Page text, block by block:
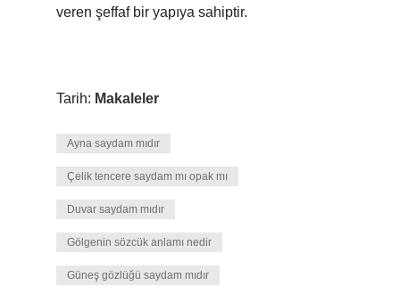
veren şeffaf bir yapıya sahiptir.
Tarih: Makaleler
Ayna saydam mıdır
Çelik tencere saydam mı opak mı
Duvar saydam mıdır
Gölgenin sözcük anlamı nedir
Güneş gözlüğü saydam mıdır